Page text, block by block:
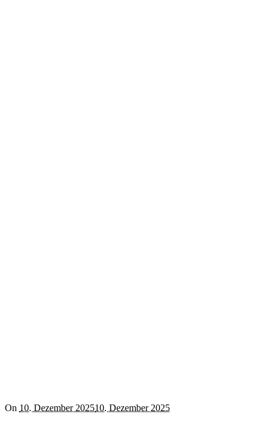
On 10. Dezember 202510. Dezember 2025